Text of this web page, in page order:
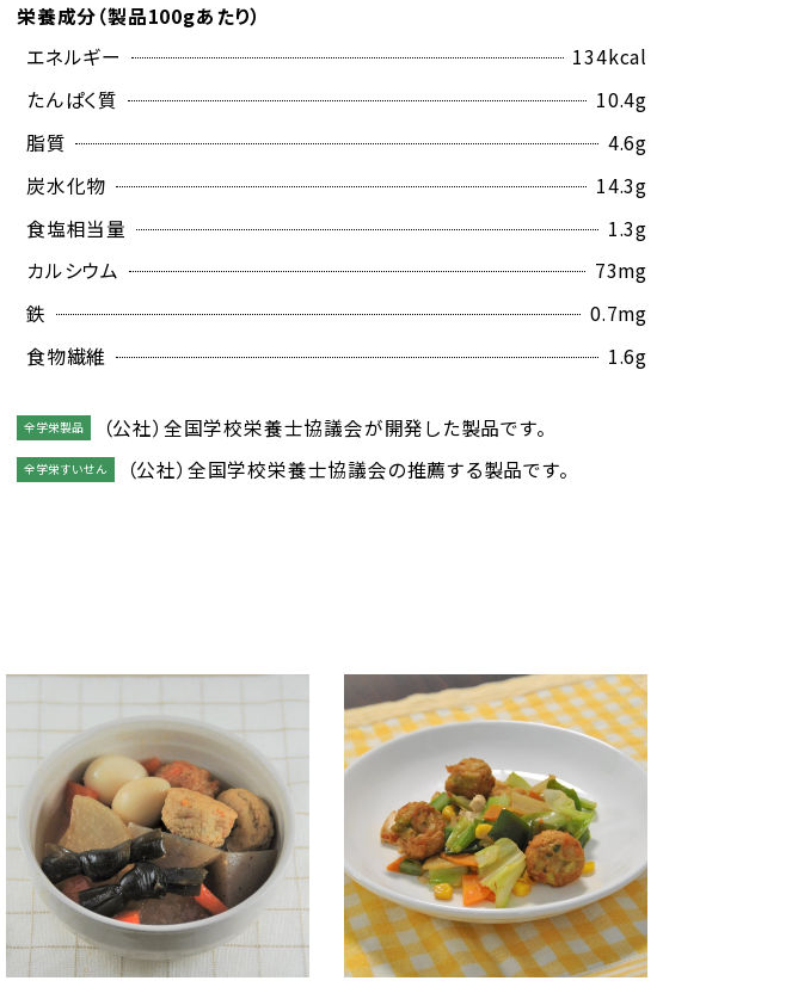
栄養成分（製品100gあたり）
エネルギー
134kcal
たんぱく質
10.4g
脂質
4.6g
炭水化物
14.3g
食塩相当量
1.3g
カルシウム
73mg
鉄
0.7mg
食物繊維
1.6g
全学栄製品 （公社）全国学校栄養士協議会が開発した製品です。
全学栄すいせん （公社）全国学校栄養士協議会の推薦する製品です。